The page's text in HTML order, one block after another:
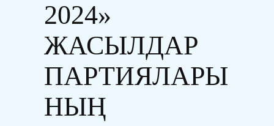
2024»
ЖАСЫЛДАР
ПАРТИЯЛАРЫ
НЫҢ